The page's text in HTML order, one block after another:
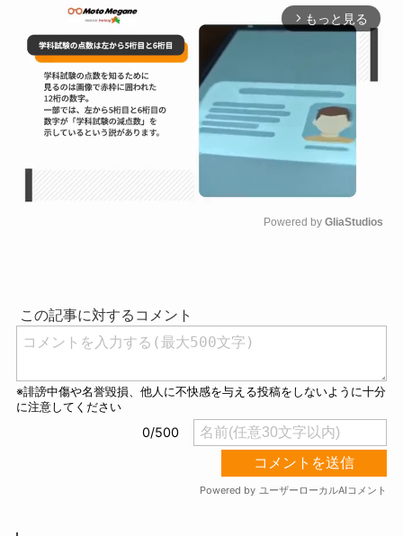
arrow_forward_ios もっと見る
Powered by GliaStudios